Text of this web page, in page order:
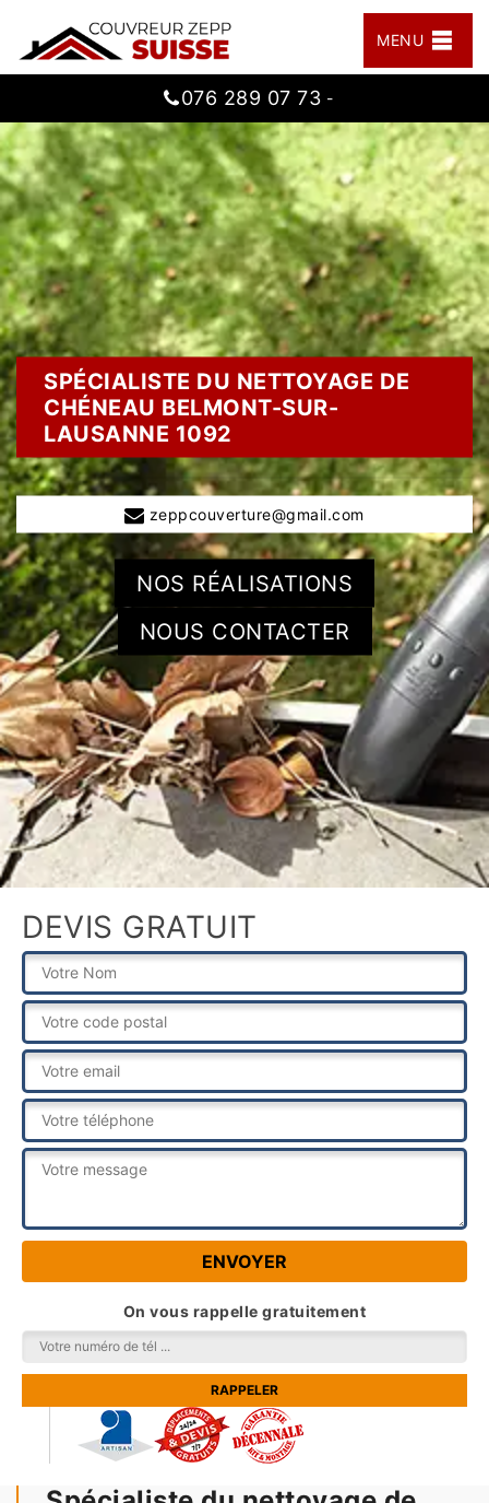
MENU
076 289 07 73 -
SPÉCIALISTE DU NETTOYAGE DE
CHÉNEAU BELMONT-SUR-
LAUSANNE 1092
zeppcouverture@gmail.com
NOS RÉALISATIONS
NOUS CONTACTER
DEVIS GRATUIT
On vous rappelle gratuitement